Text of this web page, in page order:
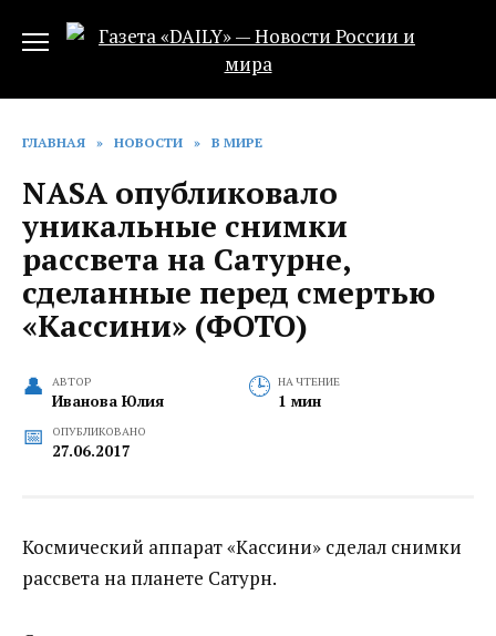
ГЛАВНАЯ » НОВОСТИ » В МИРЕ
NASA опубликовало
уникальные снимки
рассвета на Сатурне,
сделанные перед смертью
«Кассини» (ФОТО)
АВТОР
Иванова Юлия
НА ЧТЕНИЕ
1 мин
ОПУБЛИКОВАНО
27.06.2017
Космический аппарат «Кассини» сделал снимки
рассвета на планете Сатурн.